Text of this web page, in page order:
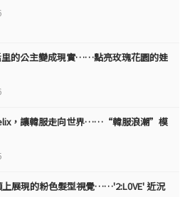
里的公主變成現實……點亮玫瑰花園的娃
，讓韓服走向世界……“韓服浪潮”模
上展現的粉色髮型視覺……'2:L0VE' 近況